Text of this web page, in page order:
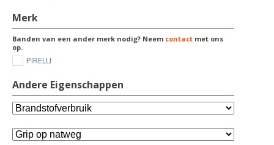
Merk
Banden van een ander merk nodig? Neem contact met ons
op.
PIRELLI
Andere Eigenschappen